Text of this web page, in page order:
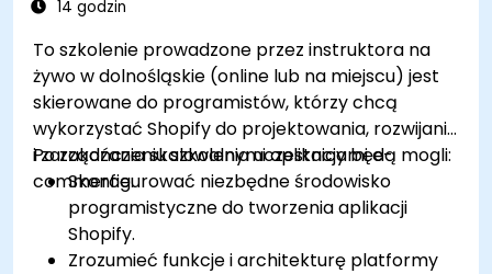
14 godzin
To szkolenie prowadzone przez instruktora na
żywo w dolnośląskie (online lub na miejscu) jest
skierowane do programistów, którzy chcą
wykorzystać Shopify do projektowania, rozwijania
i zarządzania skalowalnymi aplikacjami e-
commerce.
Po zakończeniu szkolenia uczestnicy będą mogli:
Skonfigurować niezbędne środowisko
programistyczne do tworzenia aplikacji
Shopify.
Zrozumieć funkcje i architekturę platformy